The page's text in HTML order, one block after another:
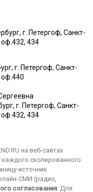
г. Петергоф, Санкт-
оф.432, 434
г. Петергоф, Санкт-
оф.440
г. Петергоф, Санкт-
оф.432, 434
на веб-сайтах
скопированного
источник.
СМИ (радио,
согласования. Для